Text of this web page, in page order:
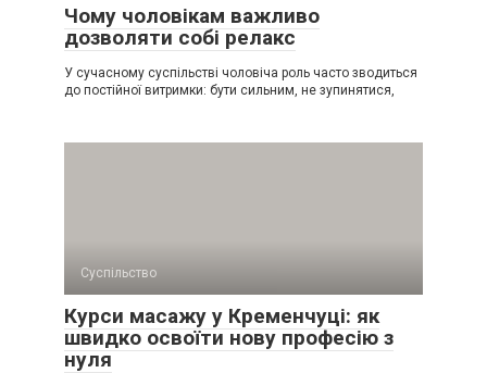
Чому чоловікам важливо
дозволяти собі релакс
У сучасному суспільстві чоловіча роль часто зводиться
до постійної витримки: бути сильним, не зупинятися,
Суспільство
Курси масажу у Кременчуці: як
швидко освоїти нову професію з
нуля